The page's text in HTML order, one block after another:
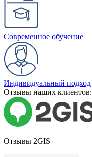
Современное обучение
Индивидуальный подход
Отзывы наших клиентов:
Отзывы 2GIS